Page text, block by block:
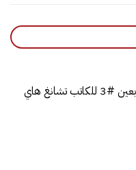
كتاب الصين الخالدة: حكم الأمراء التابعين #3 للكاتب تشانغ هاي